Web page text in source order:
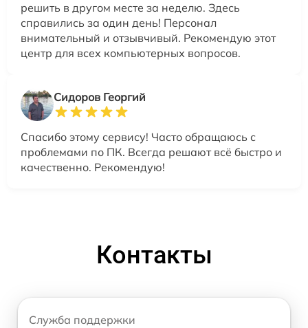
решить в другом месте за неделю. Здесь
справились за один день! Персонал
внимательный и отзывчивый. Рекомендую этот
центр для всех компьютерных вопросов.
Сидоров Георгий
Спасибо этому сервису! Часто обращаюсь с
проблемами по ПК. Всегда решают всё быстро и
качественно. Рекомендую!
Контакты
Служба поддержки